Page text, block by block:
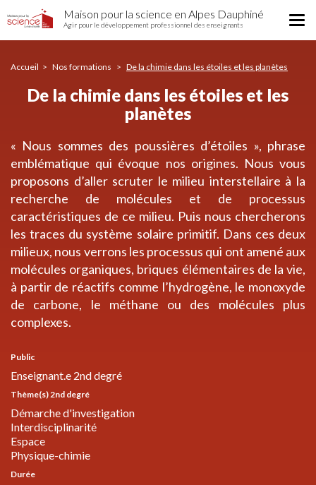
la
les
au
Maison pour la science en Alpes Dauphiné
Agir pour le développement professionnel des enseignants
Accueil Nos formations De la chimie dans les étoiles et les planètes
De la chimie dans les étoiles et les
planètes
« Nous sommes des poussières d’étoiles », phrase
emblématique qui évoque nos origines. Nous vous
proposons d’aller scruter le milieu interstellaire à la
recherche de molécules et de processus
caractéristiques de ce milieu. Puis nous chercherons
les traces du système solaire primitif. Dans ces deux
milieux, nous verrons les processus qui ont amené aux
molécules organiques, briques élémentaires de la vie,
à partir de réactifs comme l’hydrogène, le monoxyde
de carbone, le méthane ou des molécules plus
complexes.
Public
Enseignant.e 2nd degré
Thème(s) 2nd degré
Démarche d'investigation
Interdisciplinarité
Espace
Physique-chimie
Durée